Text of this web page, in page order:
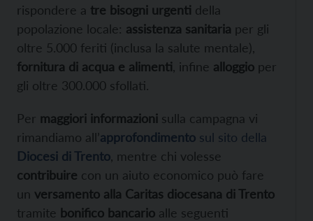
rispondere a tre bisogni urgenti della
popolazione locale: assistenza sanitaria per gli
oltre 5.000 feriti (inclusa la salute mentale),
fornitura di acqua e alimenti , infine alloggio per
gli oltre 300.000 sfollati.
Per maggiori informazioni sulla campagna vi
rimandiamo all’approfondimento sul sito della
Diocesi di Trento , mentre chi volesse
contribuire con un aiuto economico può fare
un versamento alla Caritas diocesana di Trento
tramite bonifico bancario alle seguenti